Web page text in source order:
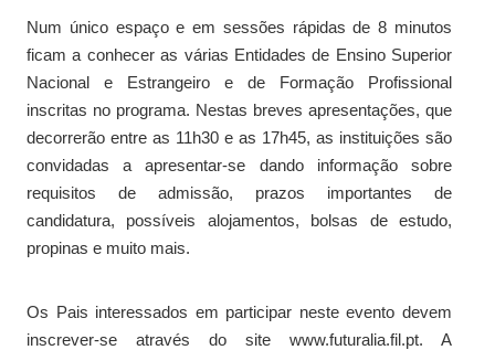
Num único espaço e em sessões rápidas de 8 minutos
ficam a conhecer as várias Entidades de Ensino Superior
Nacional e Estrangeiro e de Formação Profissional
inscritas no programa. Nestas breves apresentações, que
decorrerão entre as 11h30 e as 17h45, as instituições são
convidadas a apresentar-se dando informação sobre
requisitos de admissão, prazos importantes de
candidatura, possíveis alojamentos, bolsas de estudo,
propinas e muito mais.
Os Pais interessados em participar neste evento devem
inscrever-se através do site www.futuralia.fil.pt. A